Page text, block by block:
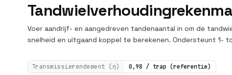
Voer aandrijf- en aangedreven tandenaantal in om de
snelheid en uitgaand koppel te berekenen. Ondersteunt 1-
Transmissierendement (η) 0,98 / trap (referentie)